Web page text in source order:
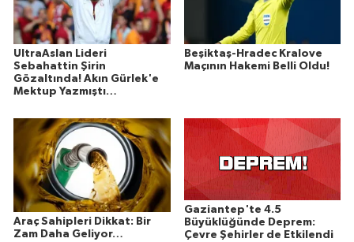
UltraAslan Lideri
Sebahattin Şirin
Gözaltında! Akın Gürlek'e
Mektup Yazmıştı…
Beşiktaş-Hradec Kralove
Maçının Hakemi Belli Oldu!
Araç Sahipleri Dikkat: Bir
Zam Daha Geliyor…
Gaziantep'te 4.5
Büyüklüğünde Deprem:
Çevre Şehirler de Etkilendi